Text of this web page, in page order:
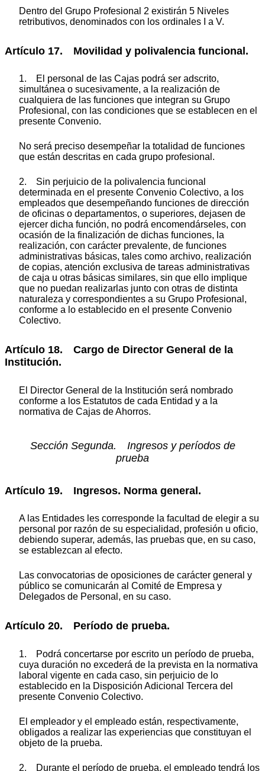
Dentro del Grupo Profesional 2 existirán 5 Niveles
retributivos, denominados con los ordinales I a V.
Artículo 17. Movilidad y polivalencia funcional.
1. El personal de las Cajas podrá ser adscrito,
simultánea o sucesivamente, a la realización de
cualquiera de las funciones que integran su Grupo
Profesional, con las condiciones que se establecen en el
presente Convenio.
No será preciso desempeñar la totalidad de funciones
que están descritas en cada grupo profesional.
2. Sin perjuicio de la polivalencia funcional
determinada en el presente Convenio Colectivo, a los
empleados que desempeñando funciones de dirección
de oficinas o departamentos, o superiores, dejasen de
ejercer dicha función, no podrá encomendárseles, con
ocasión de la finalización de dichas funciones, la
realización, con carácter prevalente, de funciones
administrativas básicas, tales como archivo, realización
de copias, atención exclusiva de tareas administrativas
de caja u otras básicas similares, sin que ello implique
que no puedan realizarlas junto con otras de distinta
naturaleza y correspondientes a su Grupo Profesional,
conforme a lo establecido en el presente Convenio
Colectivo.
Artículo 18. Cargo de Director General de la
Institución.
El Director General de la Institución será nombrado
conforme a los Estatutos de cada Entidad y a la
normativa de Cajas de Ahorros.
Sección Segunda. Ingresos y períodos de
prueba
Artículo 19. Ingresos. Norma general.
A las Entidades les corresponde la facultad de elegir a su
personal por razón de su especialidad, profesión u oficio,
debiendo superar, además, las pruebas que, en su caso,
se establezcan al efecto.
Las convocatorias de oposiciones de carácter general y
público se comunicarán al Comité de Empresa y
Delegados de Personal, en su caso.
Artículo 20. Período de prueba.
1. Podrá concertarse por escrito un período de prueba,
cuya duración no excederá de la prevista en la normativa
laboral vigente en cada caso, sin perjuicio de lo
establecido en la Disposición Adicional Tercera del
presente Convenio Colectivo.
El empleador y el empleado están, respectivamente,
obligados a realizar las experiencias que constituyan el
objeto de la prueba.
2. Durante el período de prueba, el empleado tendrá los